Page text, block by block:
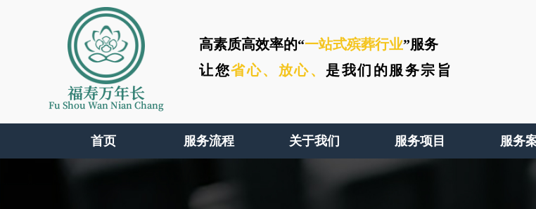
福寿万年长
Fu Shou Wan Nian Chang
高素质高效率的“一站式殡葬行业”服务
让您省心、 放心、 是我们的服务宗旨
首页 服务流程 关于我们 服务项目 服务